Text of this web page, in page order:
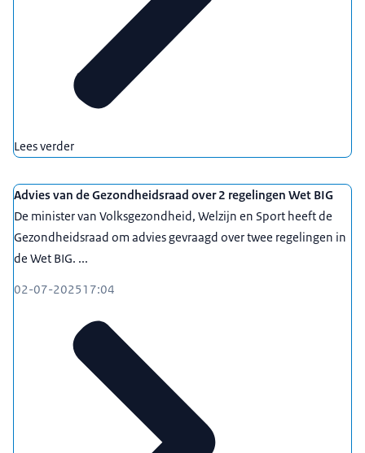
Lees verder
Advies van de Gezondheidsraad over 2 regelingen Wet BIG
De minister van Volksgezondheid, Welzijn en Sport heeft de
Gezondheidsraad om advies gevraagd over twee regelingen in
de Wet BIG. ...
02-07-202517:04